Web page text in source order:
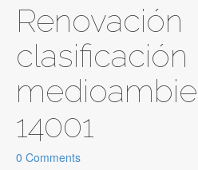
Renovación
clasificación
14001
0 Comments